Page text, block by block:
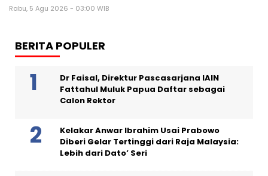
Rabu, 5 Agu 2026 - 03:00 WIB
BERITA POPULER
Dr Faisal, Direktur Pascasarjana IAIN
Fattahul Muluk Papua Daftar sebagai
Calon Rektor
Kelakar Anwar Ibrahim Usai Prabowo
Diberi Gelar Tertinggi dari Raja Malaysia:
Lebih dari Dato’ Seri